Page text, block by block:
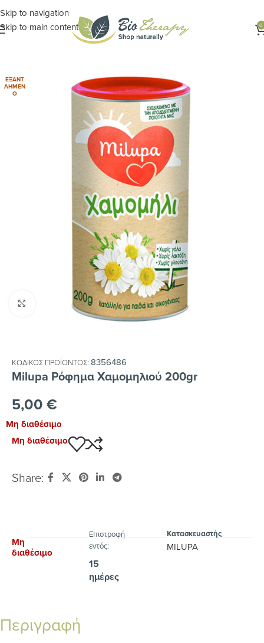
Skip to navigation
Skip to main content
0
ΕΞΑΝΤ
ΛΗΜΈΝ
Ο
Κλικ για μεγέθυνση
Milupa Ρόφημα Χαμομηλιού 200gr
ΚΩΔΙΚΌΣ ΠΡΟΪΌΝΤΟΣ: 8356486
5,00€
Μη διαθέσιμο
Μη διαθέσιμο
Share:
Μη
διαθέσιμο
Eπιστροφή
εντός:
15
ημέρες
Κατασκευαστής
MILUPA
Περιγραφή